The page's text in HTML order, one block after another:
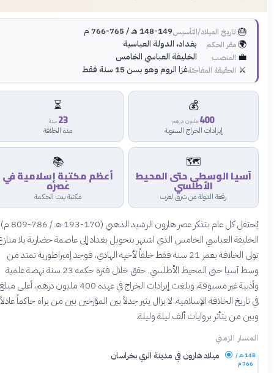
تاريخ الميلاد/التأسيس148-149 هـ / 765-766 م
مقر الحكم بغداد، الدولة العباسية
المنصب الخليفة العباسي الخامس
الحقيقة المفاجئةغزا الروم وهو بسن 15 سنة فقط
مليون درهم
إيرادات الخراج السنوية
سنة
مدة الخلافة
آسيا الوسطى حتى المحيط
الأطلسي
رقعة الدولة من شرق لغرب
أعظم مكتبة إسلامية في
عصره
مكتبة بيت الحكمة
يُحتفل كل عام بتذكر عصر هارون الرشيد الذهبي (170-193 هـ / 786-809 م)،
العباسي الخامس الذي اشتهر بتحويل بغداد إلى عاصمة حضارية بلا منازع.
تولى الخلافة بعمر 21 سنة فقط خلفاً لأخيه الهادي، فوجد إمبراطورية تمتد من
وسط آسيا حتى المحيط الأطلسي. حقق خلال فترة حكمه 23 سنة نهضة علمية
وأدبية غير مسبوقة، وبلغت إيرادات الخراج في عهده 400 مليون درهم، أعلى مبلغ
تاريخ الخلافة الإسلامية. لا يزال يثير جدلاً بين المؤرخين بين من يراه حاكماً عادلاً
من يتأثر بروايات ألف ليلة وليلة.
الزمني
148 هـ /
ميلاد هارون في مدينة الري بخراسان